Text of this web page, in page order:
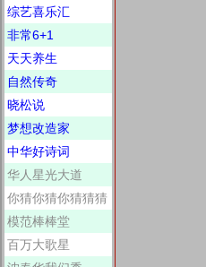
综艺喜乐汇
非常6+1
天天养生
自然传奇
晓松说
梦想改造家
中华好诗词
华人星光大道
你猜你猜你猜猜猜
模范棒棒堂
百万大歌星